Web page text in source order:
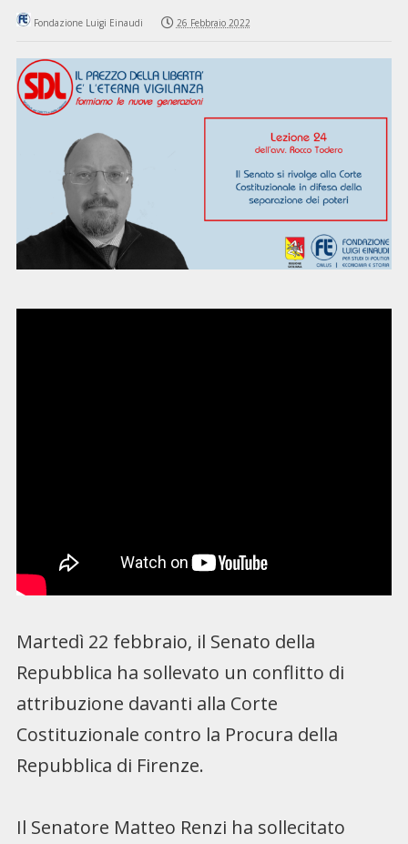
Fondazione Luigi Einaudi 26 Febbraio 2022
Martedì 22 febbraio, il Senato della
Repubblica ha sollevato un conflitto di
attribuzione davanti alla Corte
Costituzionale contro la Procura della
Repubblica di Firenze.
Il Senatore Matteo Renzi ha sollecitato